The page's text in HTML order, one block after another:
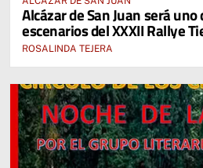
Alcázar de San Juan será
escenarios del XXXII Rallye
ROSALINDA TEJERA